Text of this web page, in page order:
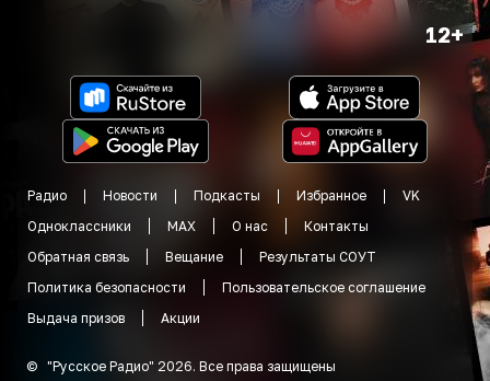
12+
Радио Новости Подкасты Избранное
VK
Одноклассники
MAX О нас
Контакты
Обратная связь
Вещание
Результаты СОУТ
Политика безопасности
Пользовательское соглашение
Выдача призов
Акции
© "Русское Радио" 2026. Все права защищены